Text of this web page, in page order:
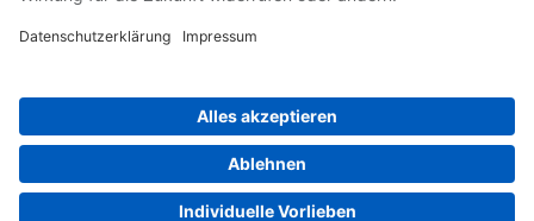
Follow us on...
Home Impressum Privacy Cookie Choices